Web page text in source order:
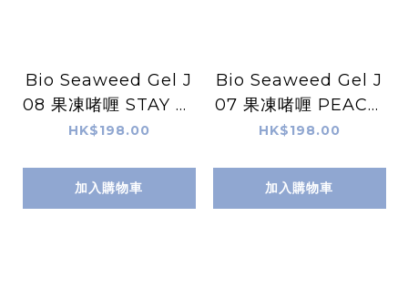
Bio Seaweed Gel J
08 果凍啫喱 STAY W
ILD 天然無毒Gel甲油
HK$198.00
加入購物車
Bio Seaweed Gel J
07 果凍啫喱 PEACE,
LOVE & JELLY 天然
HK$198.00
加入購物車